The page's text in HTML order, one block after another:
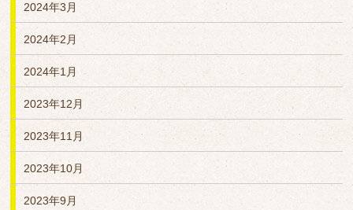
2024年3月
2024年2月
2024年1月
2023年12月
2023年11月
2023年10月
2023年9月